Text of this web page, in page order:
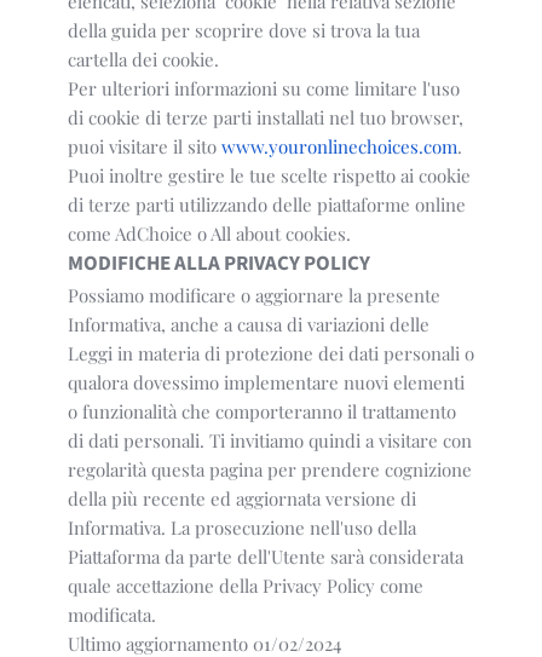
della guida per scoprire dove si trova la tua
cartella dei cookie.
Per ulteriori informazioni su come limitare l'uso
di cookie di terze parti installati nel tuo browser,
puoi visitare il sito www.youronlinechoices.com.
Puoi inoltre gestire le tue scelte rispetto ai cookie
di terze parti utilizzando delle piattaforme online
come AdChoice o All about cookies.
MODIFICHE ALLA PRIVACY POLICY
Possiamo modificare o aggiornare la presente
Informativa, anche a causa di variazioni delle
Leggi in materia di protezione dei dati personali o
qualora dovessimo implementare nuovi elementi
o funzionalità che comporteranno il trattamento
di dati personali. Ti invitiamo quindi a visitare con
regolarità questa pagina per prendere cognizione
della più recente ed aggiornata versione di
Informativa. La prosecuzione nell'uso della
Piattaforma da parte dell'Utente sarà considerata
quale accettazione della Privacy Policy come
modificata.
Ultimo aggiornamento 01/02/2024